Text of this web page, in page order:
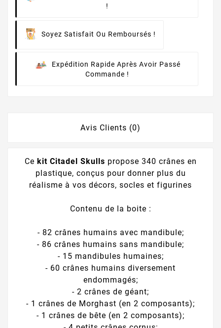
!
Soyez Satisfait Ou Remboursés !
Expédition Rapide Après Avoir Passé
Commande !
Avis Clients (0)
Ce kit Citadel Skulls propose 340 crânes en
plastique, conçus pour donner plus du
réalisme à vos décors, socles et figurines
Contenu de la boite :
- 82 crânes humains avec mandibule;
- 86 crânes humains sans mandibule;
- 15 mandibules humaines;
- 60 crânes humains diversement
endommagés;
- 2 crânes de géant;
- 1 crânes de Morghast (en 2 composants);
- 1 crânes de bête (en 2 composants);